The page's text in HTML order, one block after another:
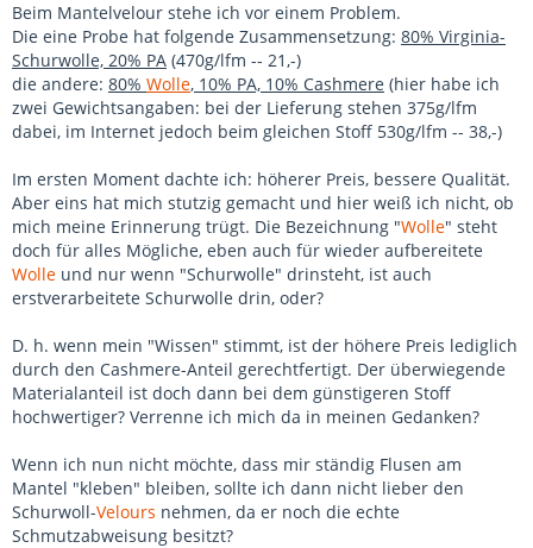
Beim Mantelvelour stehe ich vor einem Problem.
Die eine Probe hat folgende Zusammensetzung: 80% Virginia-
Schurwolle, 20% PA (470g/lfm -- 21,-)
die andere: 80% Wolle, 10% PA, 10% Cashmere (hier habe ich
zwei Gewichtsangaben: bei der Lieferung stehen 375g/lfm
dabei, im Internet jedoch beim gleichen Stoff 530g/lfm -- 38,-)
Im ersten Moment dachte ich: höherer Preis, bessere Qualität.
Aber eins hat mich stutzig gemacht und hier weiß ich nicht, ob
mich meine Erinnerung trügt. Die Bezeichnung "Wolle" steht
doch für alles Mögliche, eben auch für wieder aufbereitete
Wolle und nur wenn "Schurwolle" drinsteht, ist auch
erstverarbeitete Schurwolle drin, oder?
D. h. wenn mein "Wissen" stimmt, ist der höhere Preis lediglich
durch den Cashmere-Anteil gerechtfertigt. Der überwiegende
Materialanteil ist doch dann bei dem günstigeren Stoff
hochwertiger? Verrenne ich mich da in meinen Gedanken?
Wenn ich nun nicht möchte, dass mir ständig Flusen am
Mantel "kleben" bleiben, sollte ich dann nicht lieber den
Schurwoll-Velours nehmen, da er noch die echte
Schmutzabweisung besitzt?